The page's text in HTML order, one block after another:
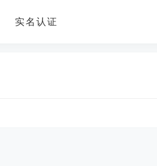
实名认证